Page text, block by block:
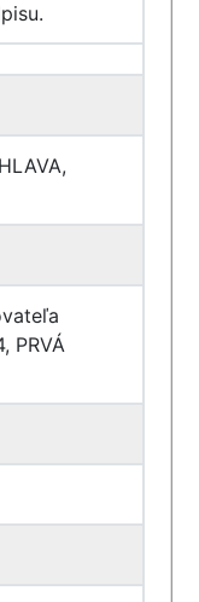
PRVÁ